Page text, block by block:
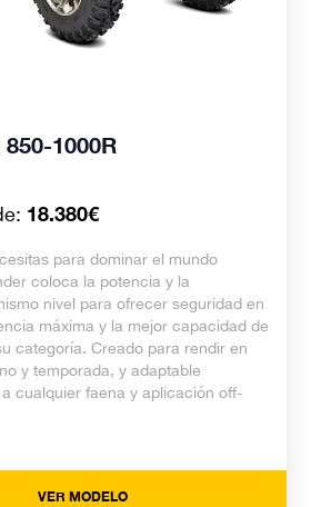
1000R
18.380€
para dominar el mundo
coloca la potencia y la
nivel para ofrecer seguridad en
máxima y la mejor capacidad de
categoría. Creado para rendir en
y temporada, y adaptable
cualquier faena y aplicación off-
VER MODELO